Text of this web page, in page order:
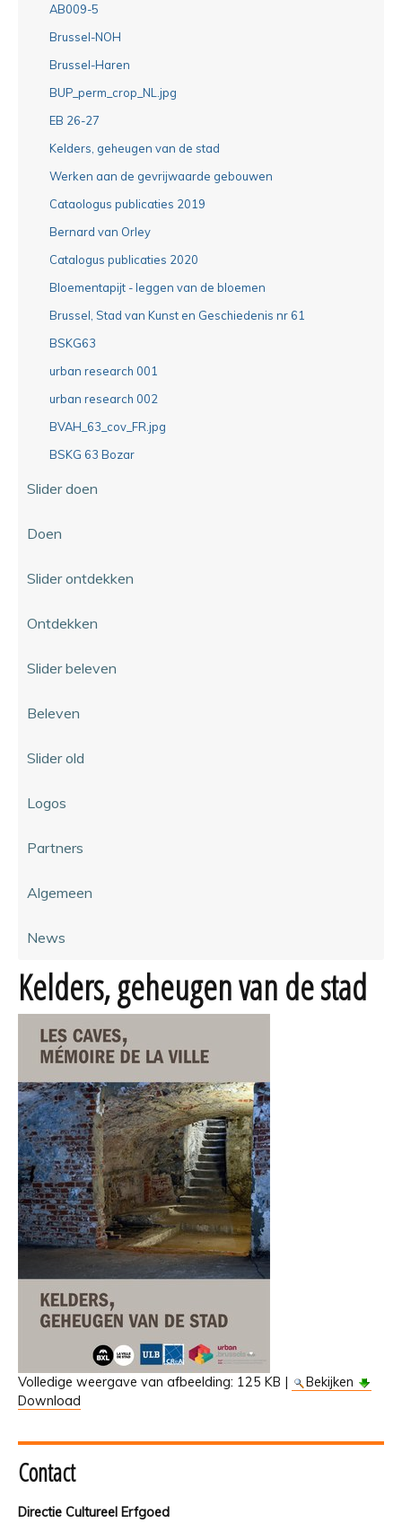
AB009-5
Brussel-NOH
Brussel-Haren
BUP_perm_crop_NL.jpg
EB 26-27
Kelders, geheugen van de stad
Werken aan de gevrijwaarde gebouwen
Cataologus publicaties 2019
Bernard van Orley
Catalogus publicaties 2020
Bloementapijt - leggen van de bloemen
Brussel, Stad van Kunst en Geschiedenis nr 61
BSKG63
urban research 001
urban research 002
BVAH_63_cov_FR.jpg
BSKG 63 Bozar
Slider doen
Doen
Slider ontdekken
Ontdekken
Slider beleven
Beleven
Slider old
Logos
Partners
Algemeen
News
Kelders, geheugen van de stad
Volledige weergave van afbeelding: 125 KB |
Bekijken
Download
Contact
Directie Cultureel Erfgoed